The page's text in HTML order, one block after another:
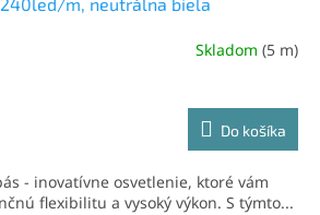
m, neutrálna biela
Skladom (5 m)
Do košíka
- inovatívne osvetlenie, ktoré vám
flexibilitu a vysoký výkon. S týmto...